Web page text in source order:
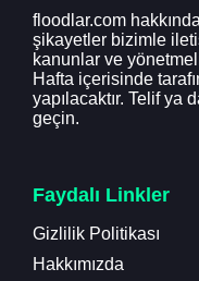
floodlar.com
şikayetler bizimle
kanunlar ve
Hafta içerisinde
yapılacaktır. Telif ya
geçin.
Faydalı Linkler
Gizlilik Politikası
Hakkımızda